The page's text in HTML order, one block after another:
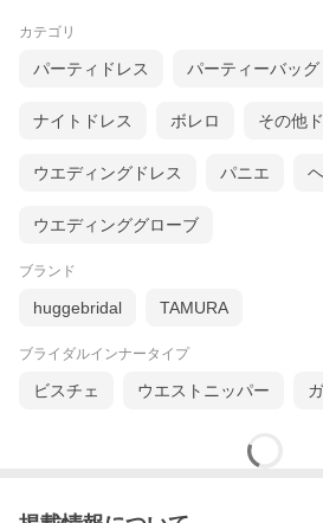
カテゴリ
パーティドレス パーティーバッグ
ナイトドレス ボレロ その他
ウエディングドレス パニエ
ウエディンググローブ
ブランド
huggebridal TAMURA
ブライダルインナータイプ
ビスチェ ウエストニッパー